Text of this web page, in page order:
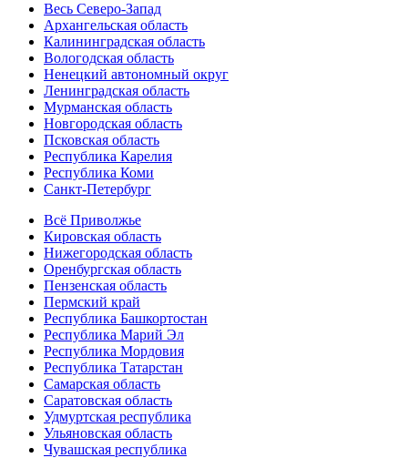
Весь Северо-Запад
Архангельская область
Калининградская область
Вологодская область
Ненецкий автономный округ
Ленинградская область
Мурманская область
Новгородская область
Псковская область
Республика Карелия
Республика Коми
Санкт-Петербург
Всё Приволжье
Кировская область
Нижегородская область
Оренбургская область
Пензенская область
Пермский край
Республика Башкортостан
Республика Марий Эл
Республика Мордовия
Республика Татарстан
Самарская область
Саратовская область
Удмуртская республика
Ульяновская область
Чувашская республика